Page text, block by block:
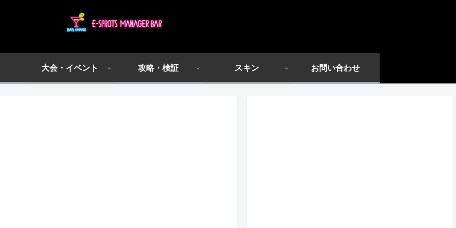
大会・イベント 攻略・検証 スキン お問い合わせ